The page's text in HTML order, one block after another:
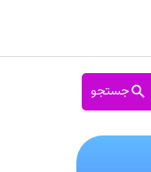
جستجو